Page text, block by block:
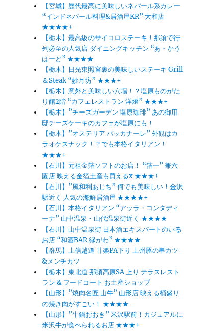
【宮城】歴代最高に美味しいネパール系カレー
“インドネパール料理&居酒屋KR” 大和店
★★★★+
【栃木】最高級のサイコロステーキ！那須で行
列必至の人気店 ダイニングキッチン “あ・かう
はーど” ★★★★
【栃木】日光東照宮裏の美味しいステーキ Grill
＆Steak “妙月坊” ★★★+
【栃木】意外と美味しい穴場！？塩原ものがた
り館2階 “カフェレストラン 洋燈” ★★★+
【栃木】”チーズガーデン 塩原珈琲” あの御用
邸チーズケーキのカフェが塩原にも！
【栃木】”オステリア バッカナーレ” 外観はカ
ラオケスナック！？でも本格イタリアン！
★★★+
【石川】元祖金箔ソフトのお店！ “箔一” 兼六
園店 映える金箔土産も買えるx ★★★+
【石川】”風和利あじち” 何でも美味しい！金沢
駅近く 人気の海鮮居酒屋 ★★★★+
【石川】本格イタリアン “アッラ・コンタディ
ーナ” 山中温泉・山代温泉街近く ★★★★
【石川】山中温泉街 日本酒エキスパートのいる
お店 “和酒BAR 縁がわ” ★★★★
【群馬】上信越道 甘楽PA下り 上州豚の串カツ
&メンチカツ
【栃木】東北道 那須高原SA 上り テラスレスト
ラン & フードコート お土産ショップ
【山形】”焼肉名匠 山牛” 山形店 映える桶盛り
の焼き肉がすごい！ ★★★★
【山形】”牛鍋おおき” 米沢駅前！カジュアルに
米沢牛が食べられるお店 ★★★+